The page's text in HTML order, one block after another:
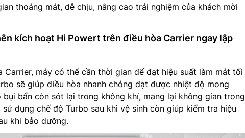
thoáng mát, dễ chịu, nâng cao trải nghiệm của khách mời
kích hoạt Hi Powert trên điều hòa Carrier ngay lập
Carrier, máy có thể cần thời gian để đạt hiệu suất làm mát tối
sẽ giúp điều hòa nhanh chóng đạt được nhiệt độ mong
bẩn còn sót lại trong không khí, mang lại không gian trong
dụng chế độ Turbo sau khi vệ sinh còn giúp kiểm tra hiệu
khi bảo dưỡng.